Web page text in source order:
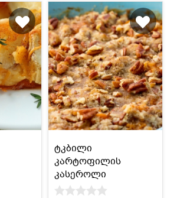
ტკბილი
კარტოფილის
კასეროლი